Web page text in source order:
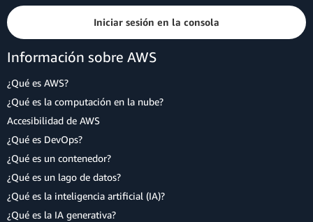
Iniciar sesión en la consola
Información sobre AWS
¿Qué es AWS?
¿Qué es la computación en la nube?
Accesibilidad de AWS
¿Qué es DevOps?
¿Qué es un contenedor?
¿Qué es un lago de datos?
¿Qué es la inteligencia artificial (IA)?
¿Qué es la IA generativa?